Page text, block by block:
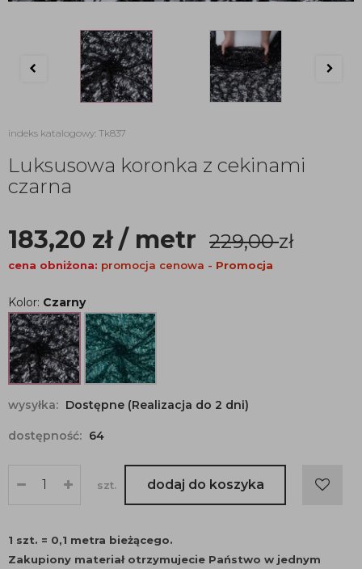
indeks katalogowy: Tk837
Luksusowa koronka z cekinami
czarna
183,20 zł/ metr 229,00zł
cena obniżona: promocja cenowa - Promocja
Kolor: Czarny
wysyłka: Dostępne (Realizacja do 2 dni)
dostępność: 64
szt. dodaj do koszyka
1 szt. = 0,1 metra bieżącego.
Zakupiony materiał otrzymujecie Państwo w jednym